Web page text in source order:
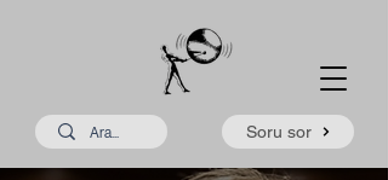
Soru sor